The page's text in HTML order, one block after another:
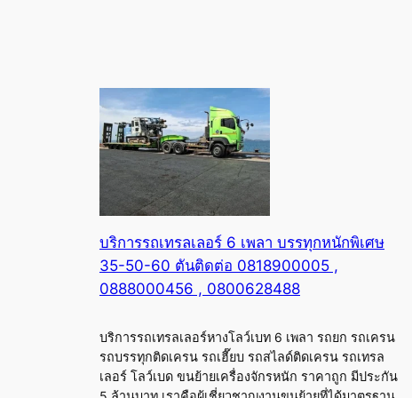
บริการรถเทรลเลอร์ 6 เพลา บรรทุกหนักพิเศษ
35-50-60 ตันติดต่อ 0818900005 ,
0888000456 , 0800628488
บริการรถเทรลเลอร์หางโลว์เบท 6 เพลา รถยก รถเครน
รถบรรทุกติดเครน รถเฮี๊ยบ รถสไลด์ติดเครน รถเทรล
เลอร์ โลว์เบด ขนย้ายเครื่องจักรหนัก ราคาถูก มีประกัน